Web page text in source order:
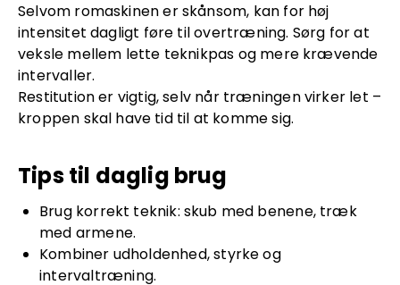
Selvom romaskinen er skånsom, kan for høj
intensitet dagligt føre til overtræning. Sørg for at
veksle mellem lette teknikpas og mere krævende
intervaller.
Restitution er vigtig, selv når træningen virker let –
kroppen skal have tid til at komme sig.
Tips til daglig brug
Brug korrekt teknik: skub med benene, træk
med armene.
Kombiner udholdenhed, styrke og
intervaltræning.